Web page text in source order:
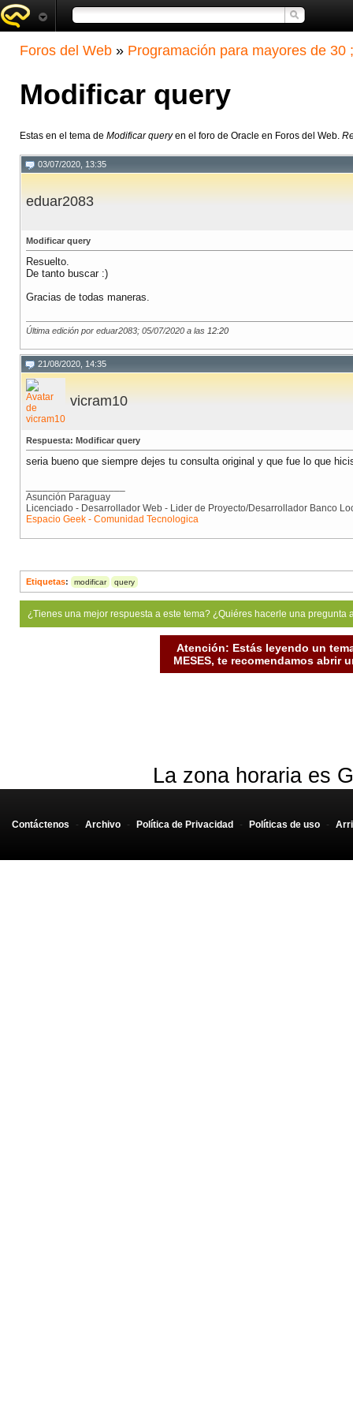
Foros del Web » Programación para mayores de 30
Modificar query
Estas en el tema de Modificar queryen el foro de Oracle en Foros del Web.
03/07/2020, 13:35
eduar2083
Modificar query
Resuelto.
De tanto buscar :)
Gracias de todas maneras.
Última edición por eduar2083; 05/07/2020 a las 12:20
21/08/2020, 14:35
vicram10
Respuesta: Modificar query
seria bueno que siempre dejes tu consulta original y que fue lo que
Asunción Paraguay
Licenciado - Desarrollador Web - Lider de Proyecto/Desarrollador Banco
Espacio Geek - Comunidad Tecnologica
Etiquetas: modificar query
¿Tienes una mejor respuesta a este tema? ¿Quiéres hacerle una
Atención: Estás leyendo un
MESES, te recomendamos abrir
La zona horaria es
Contáctenos - Archivo - Política de Privacidad - Políticas de uso -